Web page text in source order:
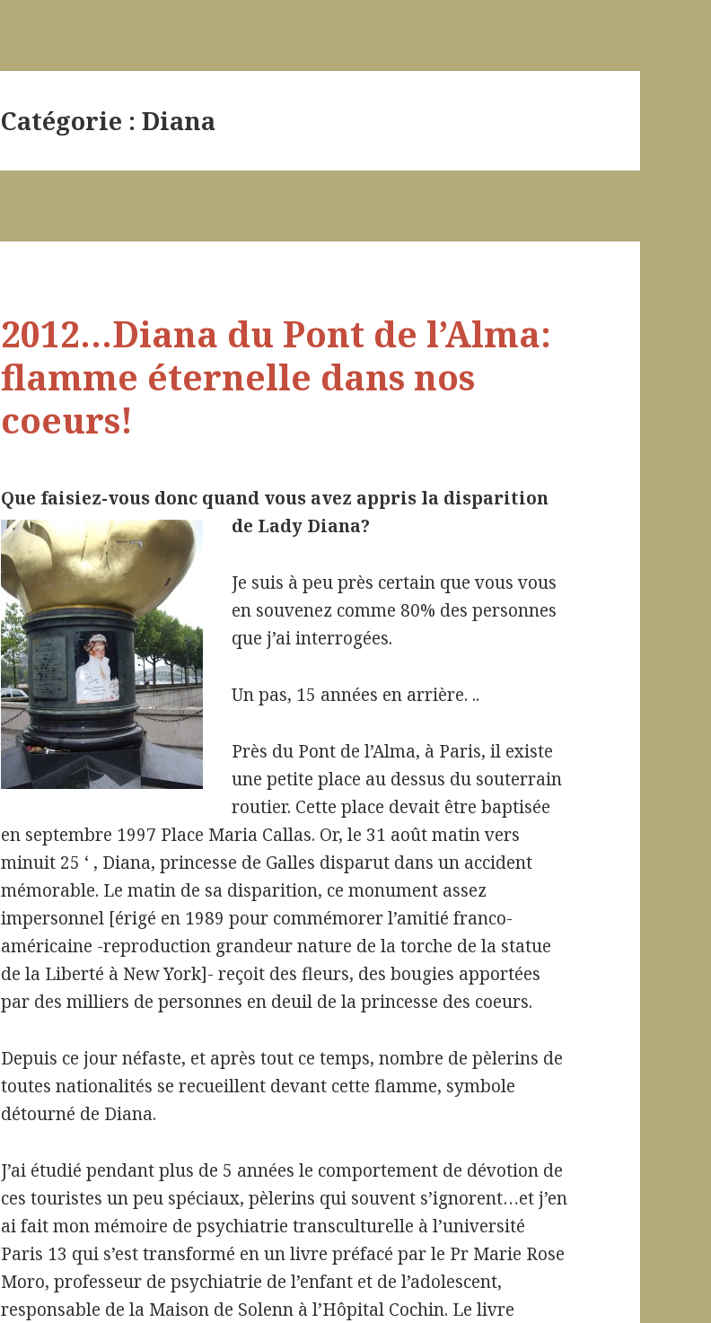
Catégorie :Diana
2012…Diana du Pont de l’Alma:
flamme éternelle dans nos
coeurs!
Que faisiez-vous donc quand vous avez appris la disparition
de Lady Diana?
Je suis à peu près certain que vous vous
en souvenez comme 80% des personnes
que j’ai interrogées.
Un pas, 15 années en arrière. ..
Près du Pont de l’Alma, à Paris, il existe
une petite place au dessus du souterrain
routier. Cette place devait être baptisée
en septembre 1997 Place Maria Callas. Or, le 31 août matin vers
minuit 25 ‘ , Diana, princesse de Galles disparut dans un accident
mémorable. Le matin de sa disparition, ce monument assez
impersonnel [érigé en 1989 pour commémorer l’amitié franco-
américaine -reproduction grandeur nature de la torche de la statue
de la Liberté à New York]- reçoit des fleurs, des bougies apportées
par des milliers de personnes en deuil de la princesse des coeurs.
Depuis ce jour néfaste, et après tout ce temps, nombre de pèlerins de
toutes nationalités se recueillent devant cette flamme, symbole
détourné de Diana.
J’ai étudié pendant plus de 5 années le comportement de dévotion de
ces touristes un peu spéciaux, pèlerins qui souvent s’ignorent…et j’en
ai fait mon mémoire de psychiatrie transculturelle à l’université
Paris 13 qui s’est transformé en un livre préfacé par le Pr Marie Rose
Moro, professeur de psychiatrie de l’enfant et de l’adolescent,
responsable de la Maison de Solenn à l’Hôpital Cochin. Le livre